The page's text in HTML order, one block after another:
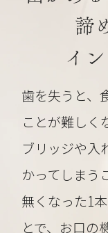
諦
イ
歯を失うと、
ことが難しく
ブリッジや入
かってしまう
無くなった1
とで、お口の